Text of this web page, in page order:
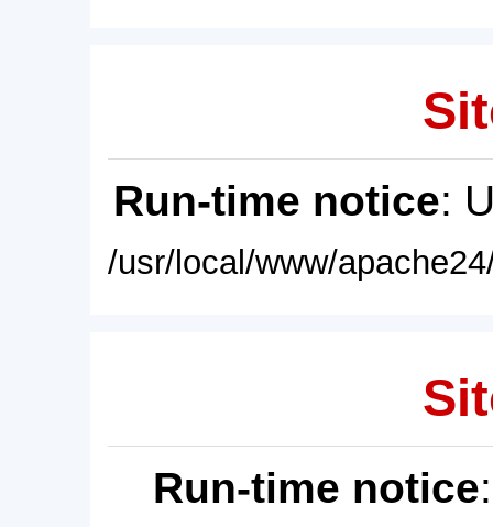
Run-time notice:
/usr/local/www/
Run-time notice